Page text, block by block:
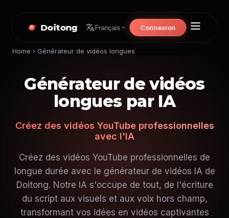
Doitong Français Connexion
Home › Générateur de vidéos longues
Générateur de vidéos
longues par IA
Créez des vidéos YouTube professionnelles
avec l'IA
Créez des vidéos YouTube professionnelles de
longue durée avec le générateur de vidéos IA de
Doitong. Notre IA s'occupe de tout, de l'écriture
du script aux visuels et aux voix hors champ,
transformant vos idées en vidéos captivantes